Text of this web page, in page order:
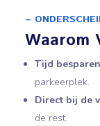
–
Waarom
Tijd besparen
parkeerplek.
Direct bij de
de rest.